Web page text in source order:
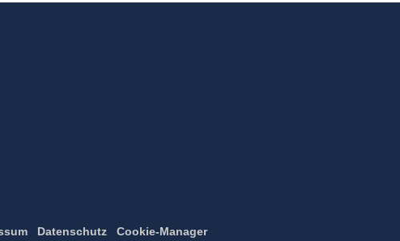
Datenschutz Cookie-Manager